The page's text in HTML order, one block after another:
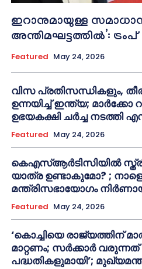
ഇറാനുമായുള്ള
അന്തിമഘട്ടത്തിൽ‌’: ട്രംപ്
Featured May 24, 2026
വിസ പ്രതിസന്ധികളും,
ഉന്നയിച്ച് ഇന്ത്യ;
ഉഭയകക്ഷി ചർച്ച നടത്തി
Featured May 24, 2026
കെഎസ്ആർടിസിയിൽ
യാത്ര ഉണ്ടാകുമോ? ;
മന്ത്രിസഭായോഗം
Featured May 24, 2026
‘കൊച്ചിയെ രാജ്യത്തിന്
മാറ്റണം; സർക്കാർ
പദ്ധതികളുമായി’;